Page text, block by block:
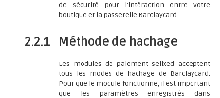
de sécurité pour l'intéraction entre votre
boutique et la passerelle Barclaycard.
2.2.1 Méthode de hachage
Les modules de paiement sellxed acceptent
tous les modes de hachage de Barclaycard.
Pour que le module fonctionne, il est important
que les paramètres enregistrés dans